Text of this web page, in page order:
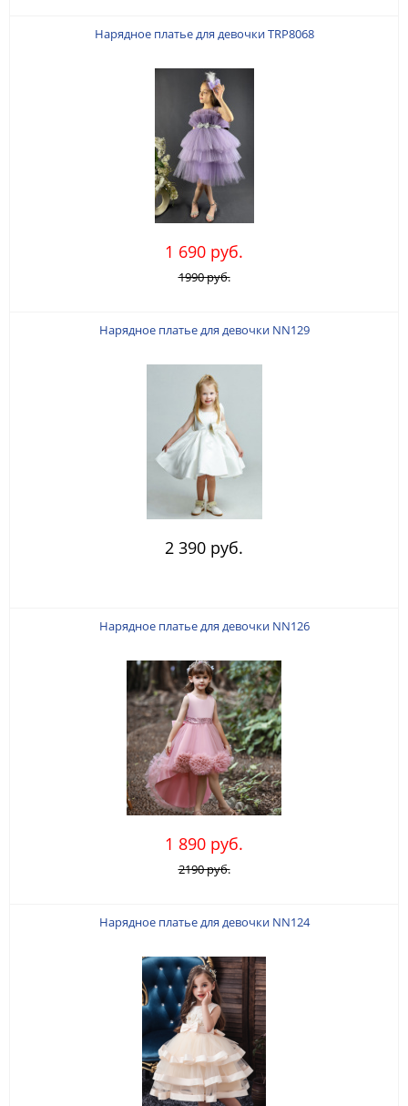
Нарядное платье для девочки TRP8068
1 690 руб.
1990 руб.
Нарядное платье для девочки NN129
2 390 руб.
Нарядное платье для девочки NN126
1 890 руб.
2190 руб.
Нарядное платье для девочки NN124